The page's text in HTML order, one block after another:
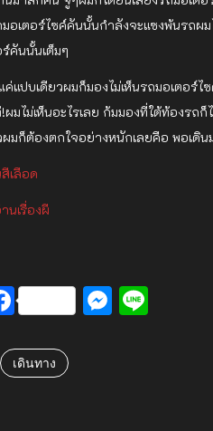
อเตอร์ไซค์คันนั้นกำลังจะแซงพ้นรถ
คันนั้นเต็มๆ
ค่แปบเดียวผมก็มองไม่เห็นรถมอเตอ
มไม่เห็นอะไรเลย ก้มมองที่ใต้ท้องรถ
ผมก็ต้องตกใจอย่างหนักเลยคือ พอเ
เลือด
นเรื่องผี
Facebook
เดินทาง